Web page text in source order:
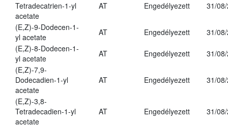
Tetradecatrien-1-yl
acetate
AT Engedélyezett 31/
(E,Z)-9-Dodecen-1-
yl acetate
AT Engedélyezett
31/
(E,Z)-8-Dodecen-1-
yl acetate
AT Engedélyezett
31/
(E,Z)-7,9-
Dodecadien-1-yl
acetate
AT Engedélyezett 31/
(E,Z)-3,8-
Tetradecadien-1-yl
acetate
AT Engedélyezett 31/